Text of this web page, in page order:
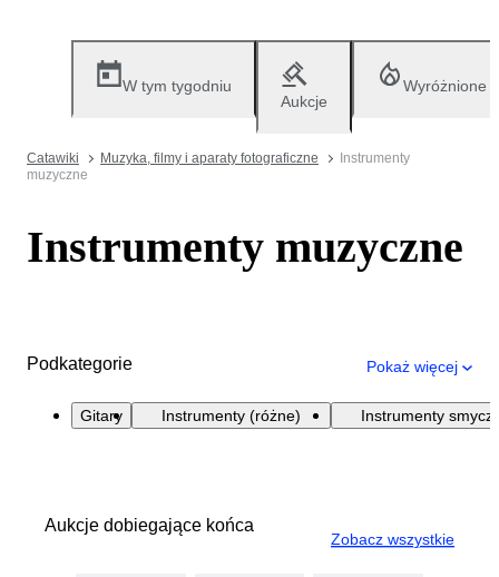
W tym tygodniu
Aukcje
Wyróżnione
Catawiki Muzyka, filmy i aparaty fotograficzne
Instrumenty
muzyczne
Instrumenty muzyczne
Podkategorie Pokaż więcej
Gitary Instrumenty (różne) Instrumenty
Aukcje dobiegające końca
Zobacz wszystkie